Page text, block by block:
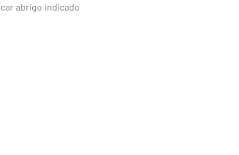
abrigo indicado